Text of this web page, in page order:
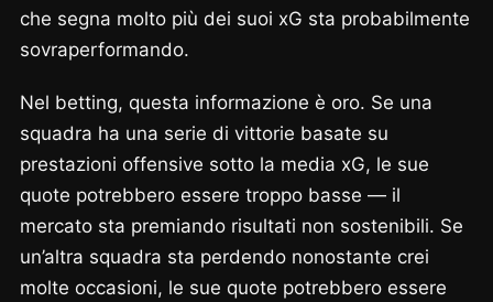
che segna molto più dei suoi xG sta probabilmente
sovraperformando.
Nel betting, questa informazione è oro. Se una
squadra ha una serie di vittorie basate su
prestazioni offensive sotto la media xG, le sue
quote potrebbero essere troppo basse — il
mercato sta premiando risultati non sostenibili. Se
un’altra squadra sta perdendo nonostante crei
molte occasioni, le sue quote potrebbero essere